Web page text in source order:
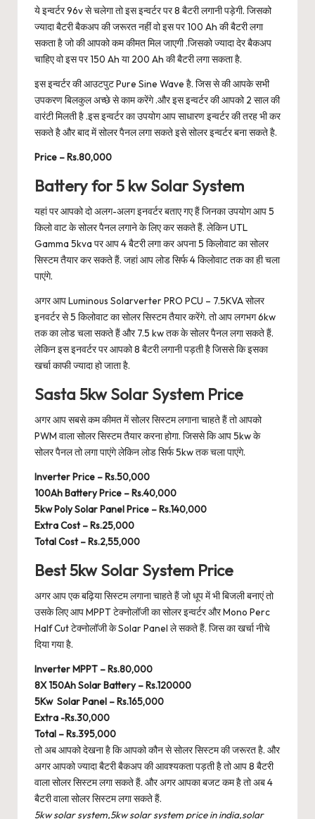
ये इन्वर्टर 96v से चलेगा तो इस इन्वर्टर पर 8 बैटरी लगानी पड़ेगी. जिसको
ज्यादा बैटरी बैकअप की जरूरत नहीं वो इस पर 100 Ah की बैटरी लगा
सकता है जो की आपको कम कीमत मिल जाएगी .जिसको ज्यादा देर बैकअप
चाहिए वो इस पर 150 Ah या 200 Ah की बैटरी लगा सकता है.
इस इन्वर्टर की आउटपुट Pure Sine Wave है. जिस से की आपके सभी
उपकरण बिलकुल अच्छे से काम करेंगे .और इस इन्वर्टर की आपको 2 साल की
वारंटी मिलती है .इस इन्वर्टर का उपयोग आप साधारण इन्वर्टर की तरह भी कर
सकते है और बाद में सोलर पैनल लगा सकते इसे सोलर इन्वर्टर बना सकते है.
Price – Rs.80,000
Battery for 5 kw Solar System
यहां पर आपको दो अलग-अलग इनवर्टर बताए गए हैं जिनका उपयोग आप 5
किलो वाट के सोलर पैनल लगाने के लिए कर सकते हैं. लेकिन UTL
Gamma 5kva पर आप 4 बैटरी लगा कर अपना 5 किलोवाट का सोलर
सिस्टम तैयार कर सकते हैं. जहां आप लोड सिर्फ 4 किलोवाट तक का ही चला
पाएंगे.
अगर आप Luminous Solarverter PRO PCU – 7.5KVA सोलर
इनवर्टर से 5 किलोवाट का सोलर सिस्टम तैयार करेंगे. तो आप लगभग 6kw
तक का लोड चला सकते हैं और 7.5 kw तक के सोलर पैनल लगा सकते हैं.
लेकिन इस इनवर्टर पर आपको 8 बैटरी लगानी पड़ती है जिससे कि इसका
खर्चा काफी ज्यादा हो जाता है.
Sasta 5kw Solar System Price
अगर आप सबसे कम कीमत में सोलर सिस्टम लगाना चाहते हैं तो आपको
PWM वाला सोलर सिस्टम तैयार करना होगा. जिससे कि आप 5kw के
सोलर पैनल तो लगा पाएंगे लेकिन लोड सिर्फ 5kw तक चला पाएंगे.
Inverter Price – Rs.50,000
100Ah Battery Price – Rs.40,000
5kw Poly Solar Panel Price – Rs.140,000
Extra Cost – Rs.25,000
Total Cost – Rs.2,55,000
Best 5kw Solar System Price
अगर आप एक बढ़िया सिस्टम लगाना चाहते हैं जो धूप में भी बिजली बनाएं तो
उसके लिए आप MPPT टेक्नोलॉजी का सोलर इन्वर्टर और Mono Perc
Half Cut टेक्नोलॉजी के Solar Panel ले सकते हैं. जिस का खर्चा नीचे
दिया गया है.
Inverter MPPT – Rs.80,000
8X 150Ah Solar Battery – Rs.120000
5Kw Solar Panel – Rs.165,000
Extra -Rs.30,000
Total – Rs.395,000
तो अब आपको देखना है कि आपको कौन से सोलर सिस्टम की जरूरत है. और
अगर आपको ज्यादा बैटरी बैकअप की आवश्यकता पड़ती है तो आप 8 बैटरी
वाला सोलर सिस्टम लगा सकते हैं. और अगर आपका बजट कम है तो अब 4
बैटरी वाला सोलर सिस्टम लगा सकते हैं.
5kw solar system,5kw solar system price in india,solar